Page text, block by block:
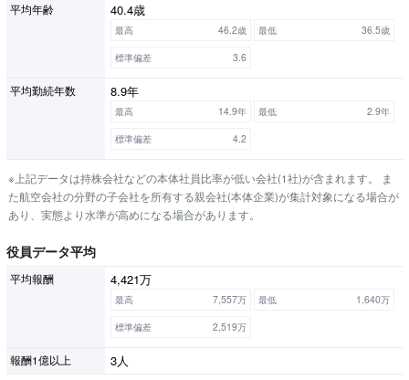
平均年齢 40.4歳
最高 46.2歳 最低
36.5歳
標準偏差
3.6
平均勤続年数 8.9年
最高 14.9年 最低
2.9年
標準偏差
4.2
※上記データは持株会社などの本体社員比率が低い会社(1社)が含まれます。 ま
た航空会社の分野の子会社を所有する親会社(本体企業)が集計対象になる場合が
あり、実態より水準が高めになる場合があります。
役員データ平均
平均報酬 4,421万
最高 7,557万 最低
1,640万
標準偏差
2,519万
報酬1億以上 3人